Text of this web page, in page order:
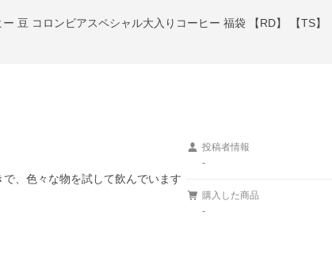
豆 コロンビアスペシャル大入りコーヒー 福袋 【RD】 【TS】
、色々な物を試して飲んでいます
投稿者情報
-
購入した商品
-